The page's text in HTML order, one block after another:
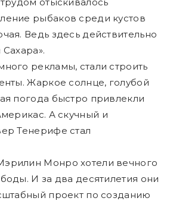
рыбаков среди кустов
Ведь здесь действительно
рекламы, стали строить
Жаркое солнце, голубой
погода быстро привлекли
А скучный и
Тенерифе стал
Монро хотели вечного
И за два десятилетия они
проект по созданию